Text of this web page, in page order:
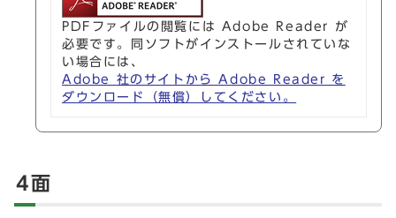
PDFファイルの閲覧には Adobe Reader が
必要です。同ソフトがインストールされていな
い場合には、
Adobe 社のサイトから Adobe Reader を
ダウンロード（無償）してください。
4面